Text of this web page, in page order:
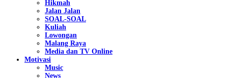
Hikmah
Jalan Jalan
SOAL-SOAL
Kuliah
Lowongan
Malang Raya
Media dan TV Online
Motivasi
Music
News